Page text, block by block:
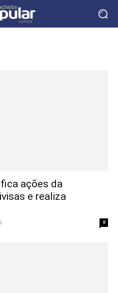
ações da
e realiza
0